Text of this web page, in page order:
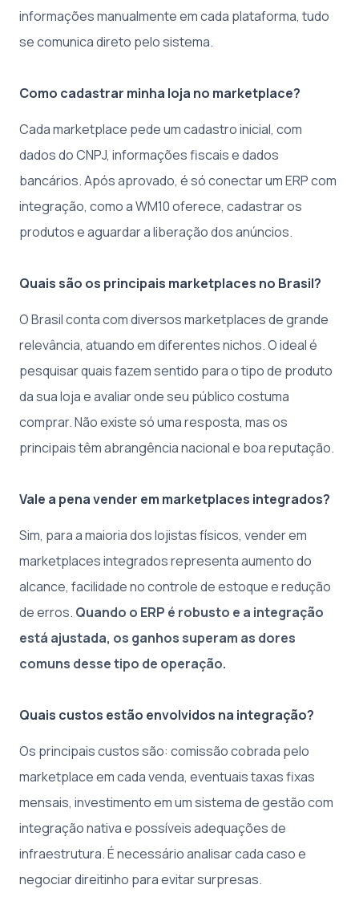
informações manualmente em cada plataforma, tudo
se comunica direto pelo sistema.
Como cadastrar minha loja no marketplace?
Cada marketplace pede um cadastro inicial, com
dados do CNPJ, informações fiscais e dados
bancários. Após aprovado, é só conectar um ERP com
integração, como a WM10 oferece, cadastrar os
produtos e aguardar a liberação dos anúncios.
Quais são os principais marketplaces no Brasil?
O Brasil conta com diversos marketplaces de grande
relevância, atuando em diferentes nichos. O ideal é
pesquisar quais fazem sentido para o tipo de produto
da sua loja e avaliar onde seu público costuma
comprar. Não existe só uma resposta, mas os
principais têm abrangência nacional e boa reputação.
Vale a pena vender em marketplaces integrados?
Sim, para a maioria dos lojistas físicos, vender em
marketplaces integrados representa aumento do
alcance, facilidade no controle de estoque e redução
de erros. Quando o ERP é robusto e a integração
está ajustada, os ganhos superam as dores
comuns desse tipo de operação.
Quais custos estão envolvidos na integração?
Os principais custos são: comissão cobrada pelo
marketplace em cada venda, eventuais taxas fixas
mensais, investimento em um sistema de gestão com
integração nativa e possíveis adequações de
infraestrutura. É necessário analisar cada caso e
negociar direitinho para evitar surpresas.